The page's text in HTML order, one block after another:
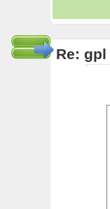
Re: gpl